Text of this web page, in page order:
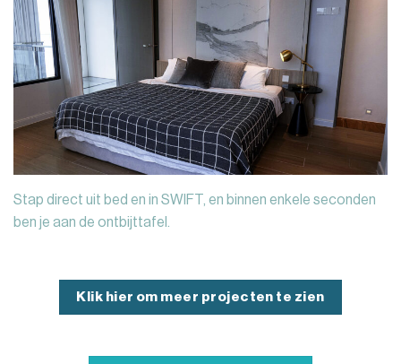
Stap direct uit bed en in SWIFT, en binnen enkele seconden
ben je aan de ontbijttafel.
Klik hier om meer projecten te zien